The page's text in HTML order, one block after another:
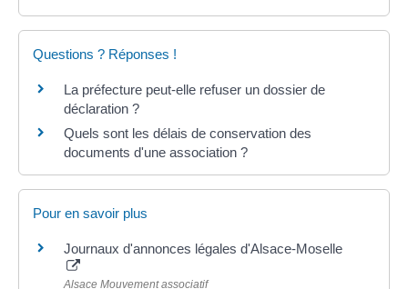
Questions ? Réponses !
La préfecture peut-elle refuser un dossier de
déclaration ?
Quels sont les délais de conservation des
documents d'une association ?
Pour en savoir plus
Journaux d'annonces légales d'Alsace-Moselle
Alsace Mouvement associatif